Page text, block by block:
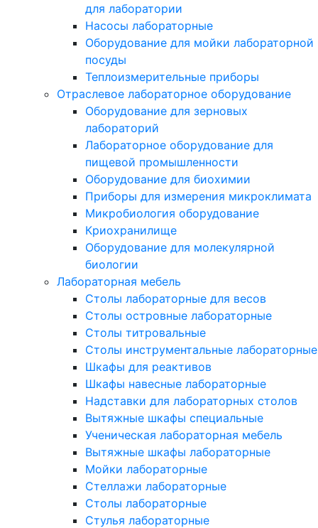
для лаборатории
Насосы лабораторные
Оборудование для мойки лабораторной
посуды
Теплоизмерительные приборы
Отраслевое лабораторное оборудование
Оборудование для зерновых
лабораторий
Лабораторное оборудование для
пищевой промышленности
Оборудование для биохимии
Приборы для измерения микроклимата
Микробиология оборудование
Криохранилище
Оборудование для молекулярной
биологии
Лабораторная мебель
Столы лабораторные для весов
Столы островные лабораторные
Столы титровальные
Столы инструментальные лабораторные
Шкафы для реактивов
Шкафы навесные лабораторные
Надставки для лабораторных столов
Вытяжные шкафы специальные
Ученическая лабораторная мебель
Вытяжные шкафы лабораторные
Мойки лабораторные
Стеллажи лабораторные
Столы лабораторные
Стулья лабораторные